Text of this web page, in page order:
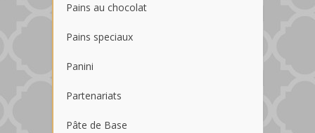
Pains au chocolat
Pains speciaux
Panini
Partenariats
Pâte de Base